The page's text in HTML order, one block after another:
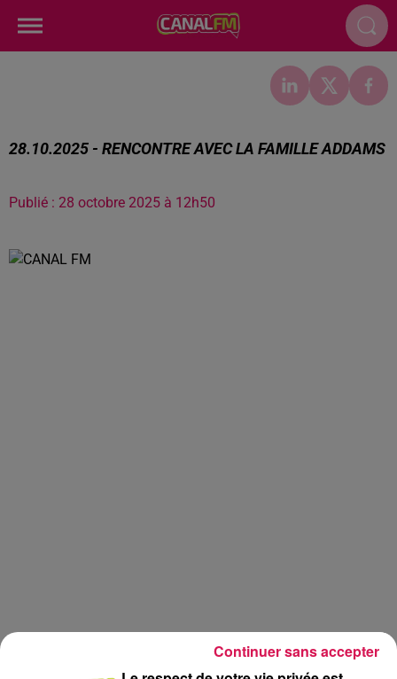
28.10.2025 - RENCONTRE AVEC LA FAMILLE ADDAMS
Publié : 28 octobre 2025 à 12h50
Continuer sans accepter